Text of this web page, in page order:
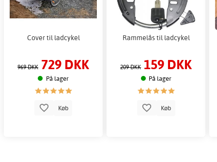
Cover til ladcykel
969 DKK 729 DKK
På lager
Køb
Rammelås til ladcykel
209 DKK 159 DKK
På lager
Køb